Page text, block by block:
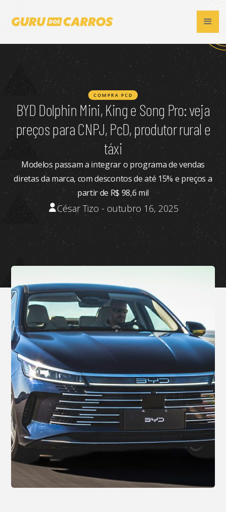
COMPRA PCD
BYD Dolphin Mini, King e Song Pro: veja
preços para CNPJ, PcD, produtor rural e
táxi
Modelos passam a integrar o programa de vendas
diretas da marca, com descontos de até 15% e preços a
partir de R$ 98,6 mil
César Tizo - outubro 16, 2025